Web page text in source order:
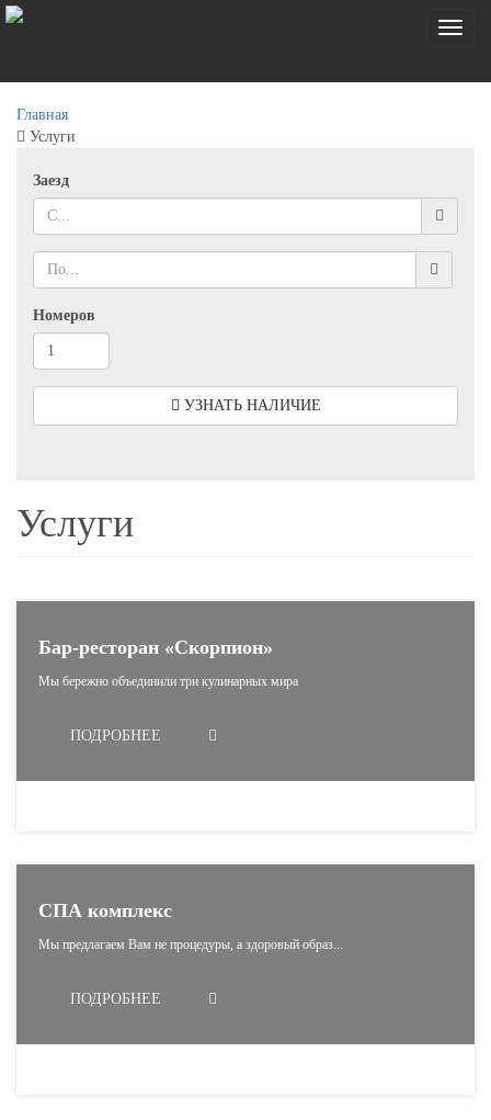
Toggle
Главная
Услуги
Заезд
Номеров
УЗНАТЬ НАЛИЧИЕ
Услуги
Бар-ресторан «Скорпион»
Мы бережно объединили три кулинарных мира
ПОДРОБНЕЕ
СПА комплекс
Мы предлагаем Вам не процедуры, а здоровый образ...
ПОДРОБНЕЕ